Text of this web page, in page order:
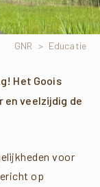
GNR > Educatie
Het Goois
en veelzijdig de
voor
op